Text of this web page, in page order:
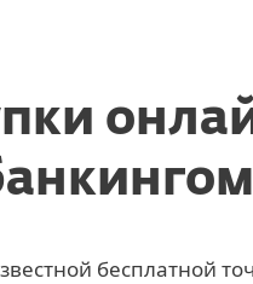
бесплатной